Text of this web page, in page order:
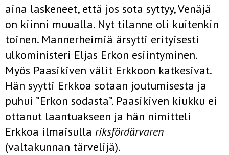
aina laskeneet, että jos sota syttyy, Venäjä
on kiinni muualla. Nyt tilanne oli kuitenkin
toinen. Mannerheimiä ärsytti erityisesti
ulkoministeri Eljas Erkon esiintyminen.
Myös Paasikiven välit Erkkoon katkesivat.
Hän syytti Erkkoa sotaan joutumisesta ja
puhui ”Erkon sodasta”. Paasikiven kiukku ei
ottanut laantuakseen ja hän nimitteli
Erkkoa ilmaisulla riksfördärvaren
(valtakunnan tärvelijä).